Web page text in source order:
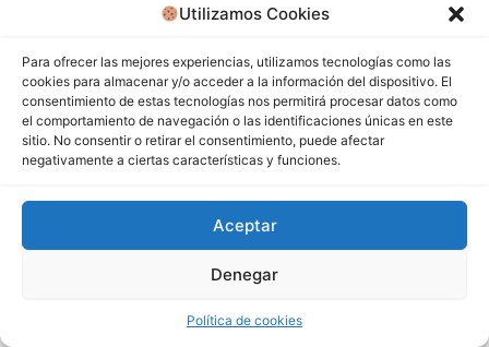
Utilizamos Cookies
Para ofrecer las mejores experiencias, utilizamos tecnologías como las
cookies para almacenar y/o acceder a la información del dispositivo. El
consentimiento de estas tecnologías nos permitirá procesar datos como
el comportamiento de navegación o las identificaciones únicas en este
sitio. No consentir o retirar el consentimiento, puede afectar
negativamente a ciertas características y funciones.
Aceptar
Denegar
Política de cookies
Todos los derechos © 2026 San Miguel De Los Bancos |